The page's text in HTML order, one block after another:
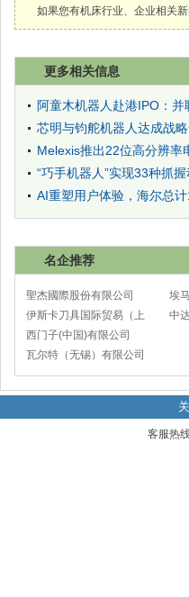
如果您有机床行业、企业相关新
更多相关信息
阿童木机器人赴港IPO：
芯明与钧舵机器人达成战
Melexis推出22位高分辨率
“巧手机器人”实现33种抓
AI重塑用户体验，海尔总
名企推荐
聖杰國際股份有限公司
伊斯卡刀具国际贸易（上
海）有限公司
西门子(中国)有限公司
瓦尔特（无锡）有限公司
埃
太
中
客服